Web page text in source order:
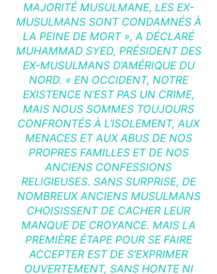
MAJORITÉ MUSULMANE, LES EX-
MUSULMANS SONT CONDAMNÉS À
LA PEINE DE MORT », A DÉCLARÉ
MUHAMMAD SYED, PRÉSIDENT DES
EX-MUSULMANS D’AMÉRIQUE DU
NORD. « EN OCCIDENT, NOTRE
EXISTENCE N’EST PAS UN CRIME,
MAIS NOUS SOMMES TOUJOURS
CONFRONTÉS À L’ISOLEMENT, AUX
MENACES ET AUX ABUS DE NOS
PROPRES FAMILLES ET DE NOS
ANCIENS CONFESSIONS
RELIGIEUSES. SANS SURPRISE, DE
NOMBREUX ANCIENS MUSULMANS
CHOISISSENT DE CACHER LEUR
MANQUE DE CROYANCE. MAIS LA
PREMIÈRE ÉTAPE POUR SE FAIRE
ACCEPTER EST DE S’EXPRIMER
OUVERTEMENT, SANS HONTE NI